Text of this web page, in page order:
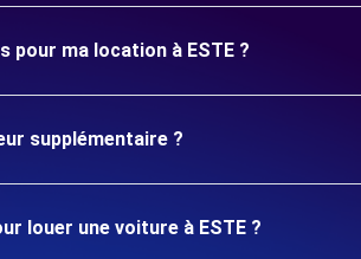
pour ma location à ESTE ?
supplémentaire ?
louer une voiture à ESTE ?